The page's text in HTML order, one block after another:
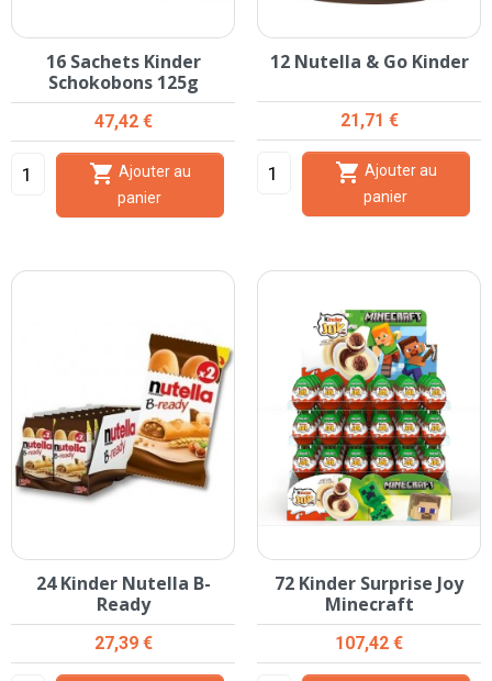
16 Sachets Kinder
Schokobons 125g
Prix
47,42 €

panier
12 Nutella & Go Kinder
Prix
21,71 €

panier
24 Kinder Nutella B-
Ready
Prix
27,39 €
72 Kinder Surprise Joy
Minecraft
Prix
107,42 €